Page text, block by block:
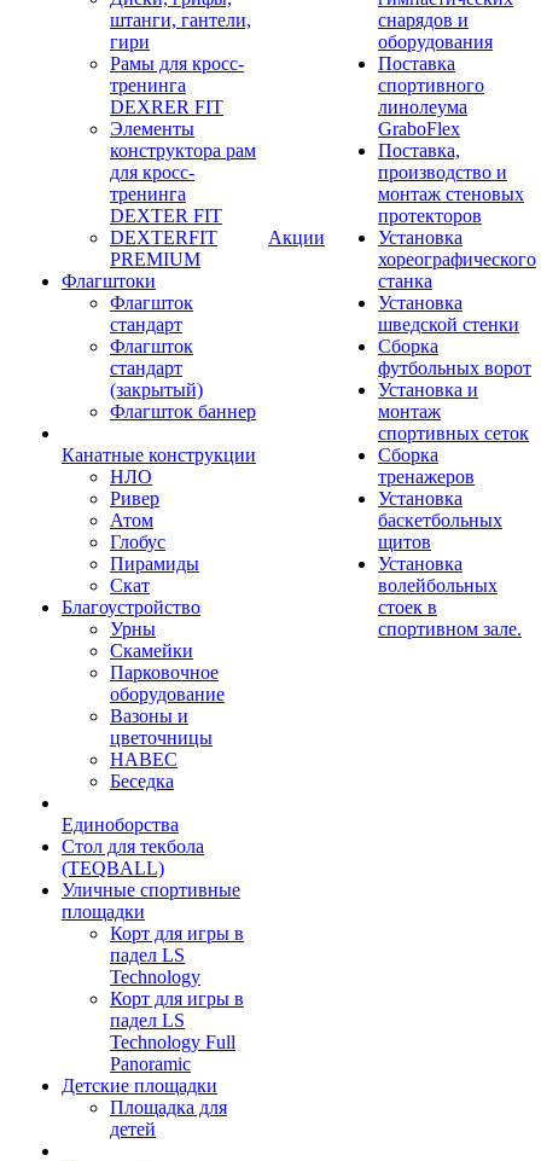
штанги, гантели,
гири
Рамы для кросс-
тренинга
DEXRER FIT
Элементы
конструктора рам
для кросс-
тренинга
DEXTER FIT
DEXTERFIT
PREMIUM
Флагштоки
Флагшток
стандарт
Флагшток
стандарт
(закрытый)
Флагшток баннер
Канатные конструкции
НЛО
Ривер
Атом
Глобус
Пирамиды
Скат
Благоустройство
Урны
Скамейки
Парковочное
оборудование
Вазоны и
цветочницы
НАВЕС
Беседка
Единоборства
Стол для текбола
(TEQBALL)
Уличные спортивные
площадки
Корт для игры в
падел LS
Technology
Корт для игры в
падел LS
Technology Full
Panoramic
Детские площадки
Площадка для
детей
Акции
снарядов и
оборудования
Поставка
спортивного
линолеума
GraboFlex
Поставка,
производство и
монтаж стеновых
протекторов
Установка
хореографического
станка
Установка
шведской стенки
Сборка
футбольных ворот
Установка и
монтаж
спортивных сеток
Сборка
тренажеров
Установка
баскетбольных
щитов
Установка
волейбольных
стоек в
спортивном зале.